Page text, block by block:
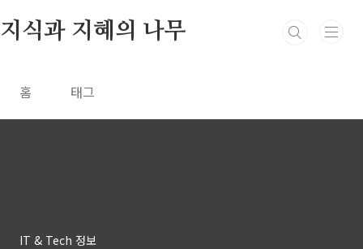
지식과 지혜의 나무
홈 태그
IT & Tech 정보